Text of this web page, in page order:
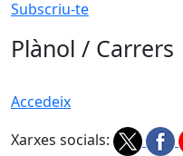
Subscriu-te
Plànol / Carrers
Accedeix
Xarxes socials: